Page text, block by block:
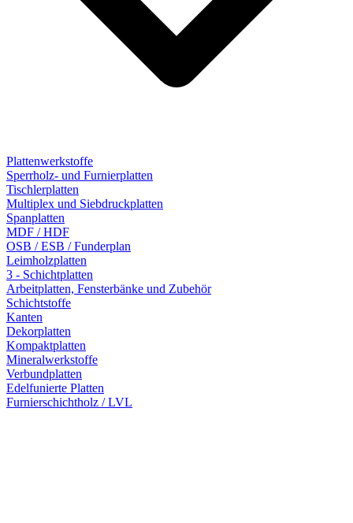
Plattenwerkstoffe
Sperrholz- und Furnierplatten
Tischlerplatten
Multiplex und Siebdruckplatten
Spanplatten
MDF / HDF
OSB / ESB / Funderplan
Leimholzplatten
3 - Schichtplatten
Arbeitplatten, Fensterbänke und Zubehör
Schichtstoffe
Kanten
Dekorplatten
Kompaktplatten
Mineralwerkstoffe
Verbundplatten
Edelfunierte Platten
Furnierschichtholz / LVL